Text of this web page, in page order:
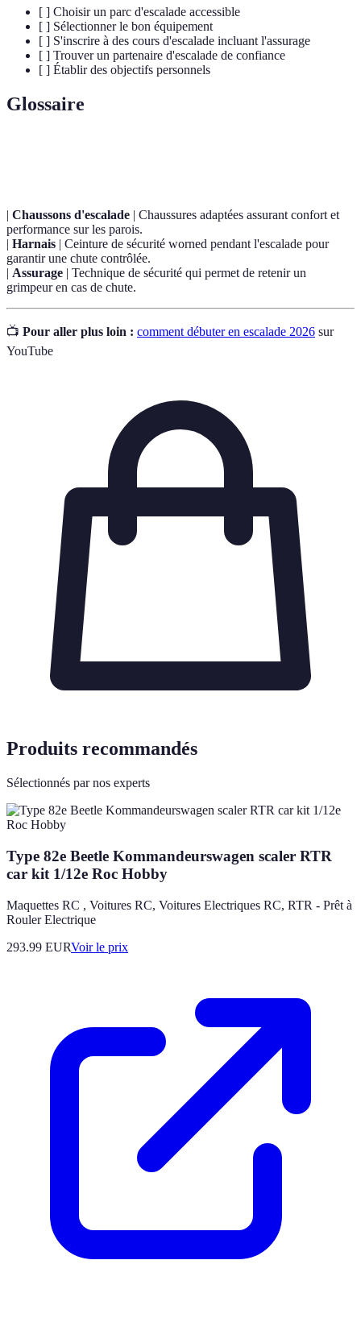
[ ] Choisir un parc d'escalade accessible
[ ] Sélectionner le bon équipement
[ ] S'inscrire à des cours d'escalade incluant l'assurage
[ ] Trouver un partenaire d'escalade de confiance
[ ] Établir des objectifs personnels
Glossaire
| Chaussons d'escalade | Chaussures adaptées assurant confort et
performance sur les parois.
| Harnais | Ceinture de sécurité worned pendant l'escalade pour
garantir une chute contrôlée.
| Assurage | Technique de sécurité qui permet de retenir un
grimpeur en cas de chute.
📺 Pour aller plus loin : comment débuter en escalade 2026 sur
YouTube
Produits recommandés
Sélectionnés par nos experts
Type 82e Beetle Kommandeurswagen scaler RTR
car kit 1/12e Roc Hobby
Maquettes RC , Voitures RC, Voitures Electriques RC, RTR - Prêt à
Rouler Electrique
293.99 EURVoir le prix